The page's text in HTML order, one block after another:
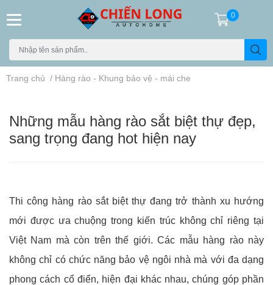
0
Trang chủ / Hàng rào - Khung bảo vệ - mái che
Những mẫu hàng rào sắt biệt thự đẹp,
sang trọng đang hot hiện nay
Thi công hàng rào sắt biệt thự đang trở thành xu hướng
mới được ưa chuộng trong kiến trúc không chỉ riêng tại
Việt Nam mà còn trên thế giới. Các mẫu hàng rào này
không chỉ có chức năng bảo vệ ngôi nhà mà với đa dạng
phong cách cổ điển, hiện đại khác nhau, chúng góp phần